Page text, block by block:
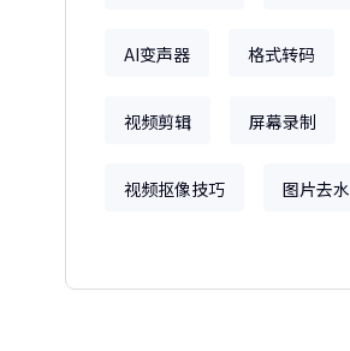
AI变声器 格式转码
视频剪辑 屏幕录制
视频抠像技巧 图片去